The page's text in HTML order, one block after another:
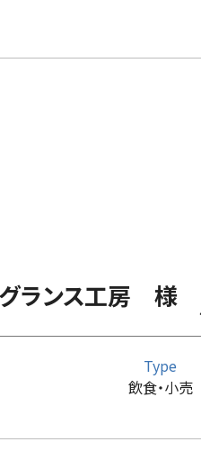
ランス工房 様
Type
飲食・小売